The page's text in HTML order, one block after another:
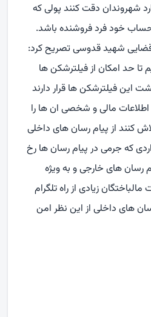
شهروندان دقت کنند پولی که
خود فرد فروشنده باشد.
شهید قدوسی تصریح کرد:
حد امکان از فیلترشکن ها
این فیلترشکن ها قرار دارند
مالی و شخصی ان ها را
کنند از پیام رسان های داخلی
که جرمی در پیام رسان ها رخ
رسان های خارجی و به ویژه
زیادی از راه تلگرام
های داخلی از این نظر امن